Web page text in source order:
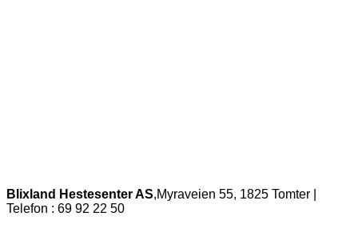
Blixland Hestesenter AS,Myraveien 55, 1825 Tomter |
Telefon : 69 92 22 50